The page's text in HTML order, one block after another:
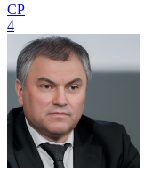
СР
4